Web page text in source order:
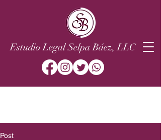
Estudio Legal Selpa Báez, LLC
Post